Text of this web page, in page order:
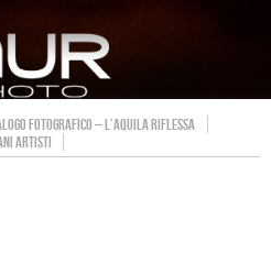
FOTOGRAFICO – L’AQUILA RIFLESSA
ARTISTI